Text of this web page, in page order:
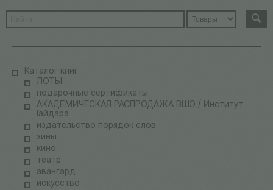
Каталог книг
ЛОТЫ
подарочные сертификаты
АКАДЕМИЧЕСКАЯ РАСПРОДАЖА ВШЭ / Институт
Гайдара
издательство порядок слов
зины
кино
театр
авангард
искусство